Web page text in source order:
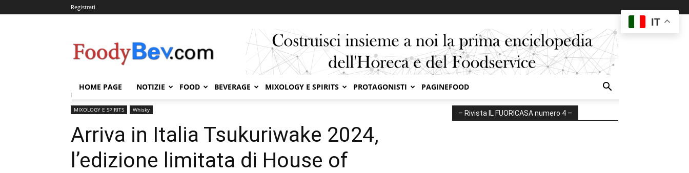
Registrati
HOME PAGE NOTIZIE FOOD BEVERAGE MIXOLOGY E SPIRITS PROTAGONISTI PAGINEFOOD
Home
MIXOLOGY E SPIRITS Whisky
Arriva in Italia Tsukuriwake 2024,
l’edizione limitata di House of
– Rivista IL FUORICASA numero 4 –
IT